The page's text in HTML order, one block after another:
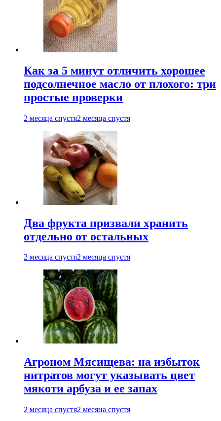
Как за 5 минут отличить хорошее
подсолнечное масло от плохого: три
простые проверки
2 месяца спустя2 месяца спустя
Два фрукта призвали хранить
отдельно от остальных
2 месяца спустя2 месяца спустя
Агроном Мясищева: на избыток
нитратов могут указывать цвет
мякоти арбуза и ее запах
2 месяца спустя2 месяца спустя